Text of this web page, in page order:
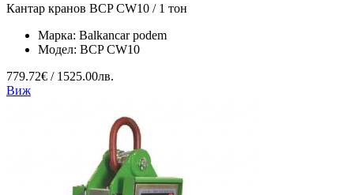
Кантар кранов BCP CW10 / 1 тон
Марка: Balkancar podem
Модел: BCP CW10
779.72€ / 1525.00лв.
Виж